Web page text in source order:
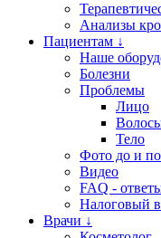
Анализы
Пациентам ↓
Наше
Болезни
Проблемы
Лицо
Тело
Фото до и
Видео
FAQ -
Налоговый
Врачи ↓